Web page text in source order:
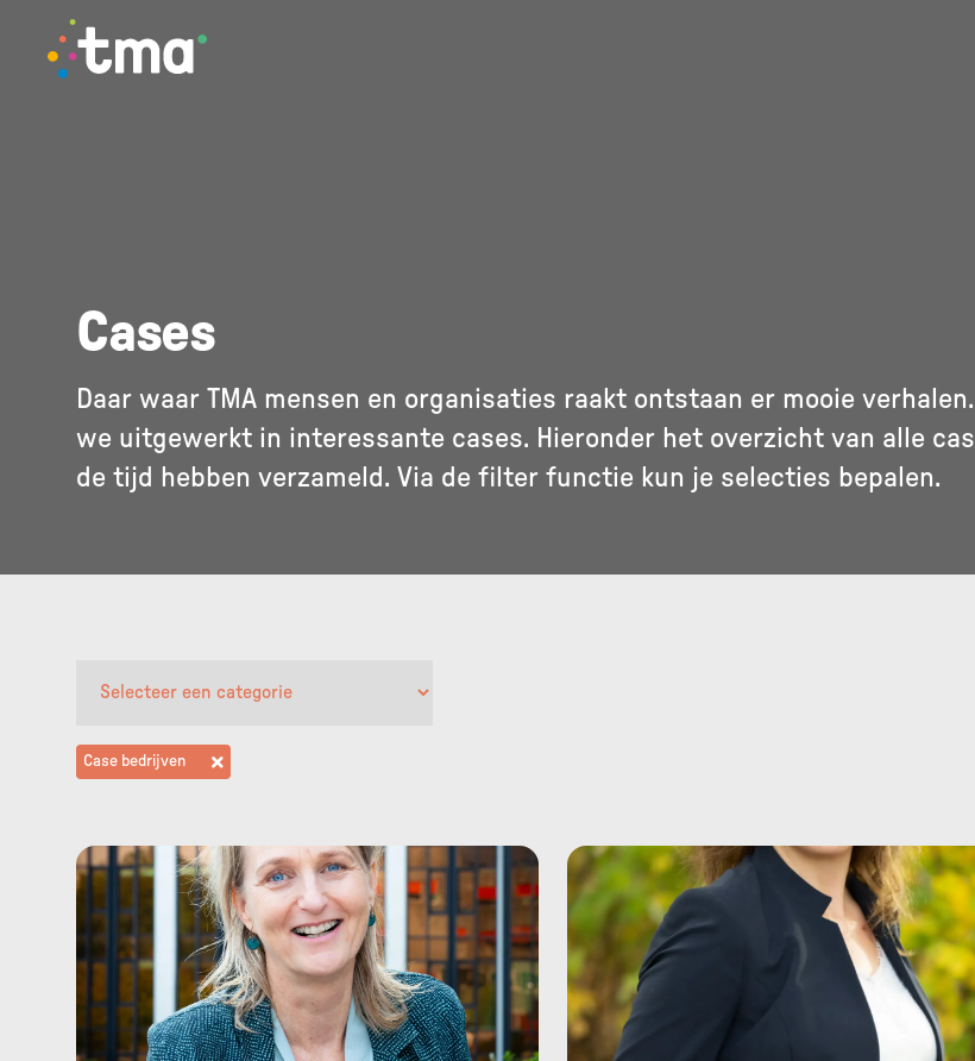
TMA - Unieke talenten vinden en (ver)binden
Cases
Daar waar TMA mensen en organisaties raakt ontstaan er mooie
we uitgewerkt in interessante cases. Hieronder het overzicht van alle
de tijd hebben verzameld. Via de filter functie kun je selecties bepalen.
Case bedrijven